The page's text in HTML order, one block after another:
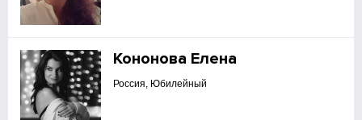
Кононова Елена
Россия, Юбилейный